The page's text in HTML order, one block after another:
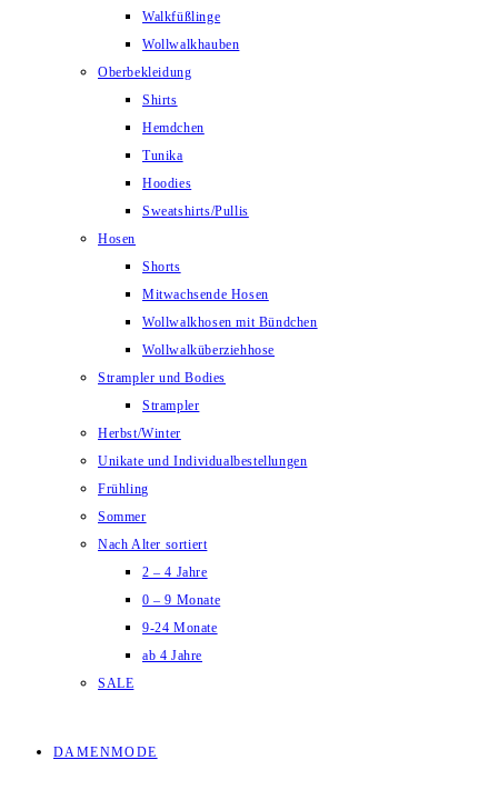
Walkfüßlinge
Wollwalkhauben
Oberbekleidung
Shirts
Hemdchen
Tunika
Hoodies
Sweatshirts/Pullis
Hosen
Shorts
Mitwachsende Hosen
Wollwalkhosen mit Bündchen
Wollwalküberziehhose
Strampler und Bodies
Strampler
Herbst/Winter
Unikate und Individualbestellungen
Frühling
Sommer
Nach Alter sortiert
2 – 4 Jahre
0 – 9 Monate
9-24 Monate
ab 4 Jahre
SALE
DAMENMODE